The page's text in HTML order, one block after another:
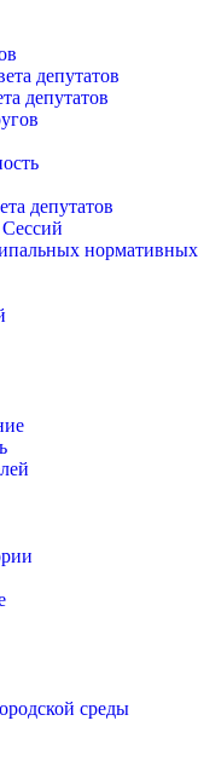
депутатов
депутатов
депутатов
нормативных
среды